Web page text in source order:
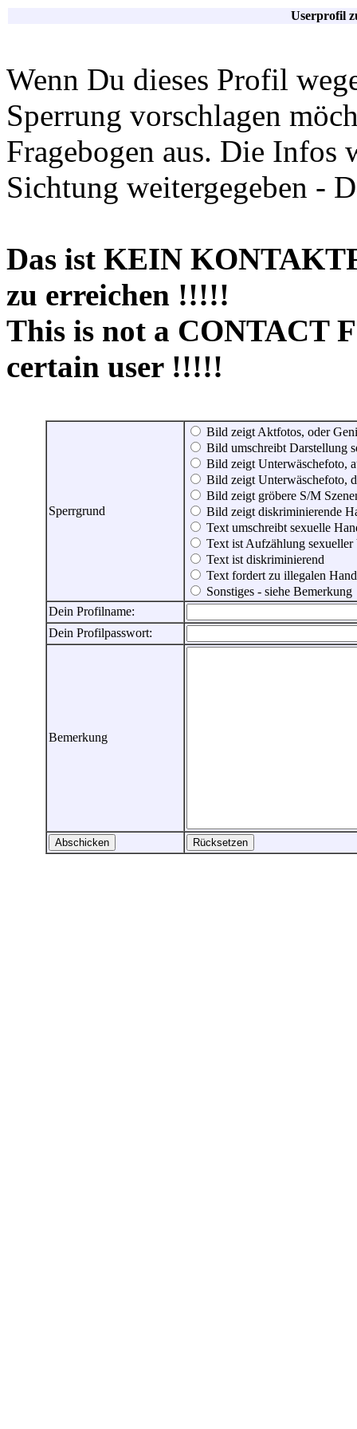
Userprofil
Wenn Du dieses Profil
Sperrung vorschlagen
Fragebogen aus. Die Infos
Sichtung weitergegeben -
Das ist KEIN
zu erreichen !!!!!
This is not a CONTACT
certain user !!!!!
Sperrgrund
Bild zeigt Aktfotos, oder
Bild umschreibt Darstellung
Bild zeigt Unterwäschefoto,
Bild zeigt Unterwäschefoto,
Bild zeigt gröbere S/M
Bild zeigt diskriminierende
Text umschreibt sexuelle
Text ist Aufzählung sexueller
Text ist diskriminierend
Text fordert zu illegalen
Sonstiges - siehe Bemerkung
Dein Profilname:
Dein Profilpasswort:
Bemerkung